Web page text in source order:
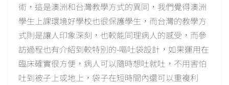
術，這是澳洲和台灣教學方式的異同，我們覺得澳洲
學生上課環境好學校也很保護學生，而台灣的教學方
式則是讓人印象深刻，也較能同理病人的感受，而參
訪過程也有介紹到較特別的-嘔吐袋設計，如果運用在
臨床確實很方便，病人可以隨時想吐就吐，不用害怕
吐到被子上或地上，袋子在短時間內還可以重複利